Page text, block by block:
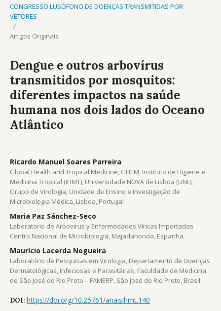
CONGRESSO LUSÓFONO DE DOENÇAS TRANSMITIDAS POR
VETORES
/
Artigos Originais
Dengue e outros arbovírus
transmitidos por mosquitos:
diferentes impactos na saúde
humana nos dois lados do Oceano
Atlântico
Ricardo Manuel Soares Parreira
Global Health and Tropical Medicine, GHTM, Instituto de Higiene e
Medicina Tropical (IHMT), Universidade NOVA de Lisboa (UNL),
Grupo de Virologia, Unidade de Ensino e Investigação de
Microbiologia Médica, Lisboa, Portugal
Maria Paz Sánchez-Seco
Laboratorio de Arbovirus y Enfermedades Víricas Importadas
Centro Nacional de Microbiologia, Majadahonda, Espanha
Maurício Lacerda Nogueira
Laboratório de Pesquisas em Virologia, Departamento de Doenças
Dermatológicas, Infeciosas e Parasitárias, Faculdade de Medicina
de São José do Rio Preto – FAMERP, São José do Rio Preto, Brasil
DOI: https://doi.org/10.25761/anaisihmt.140